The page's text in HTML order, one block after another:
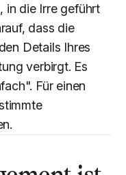
in die Irre geführt
dass die
Details Ihres
verbirgt. Es
Für einen